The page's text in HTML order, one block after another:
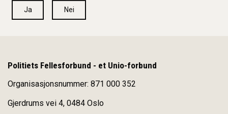
Ja Nei
Politiets Fellesforbund - et Unio-forbund
Organisasjonsnummer: 871 000 352
Gjerdrums vei 4, 0484 Oslo